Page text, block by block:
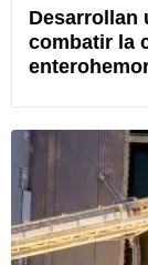
Desarrollan
combatir la